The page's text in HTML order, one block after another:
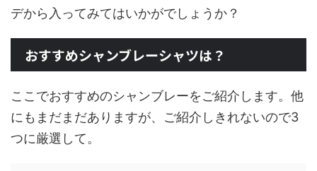
デから入ってみてはいかがでしょうか？
おすすめシャンブレーシャツは？
ここでおすすめのシャンブレーをご紹介します。他
にもまだまだありますが、ご紹介しきれないので3
つに厳選して。